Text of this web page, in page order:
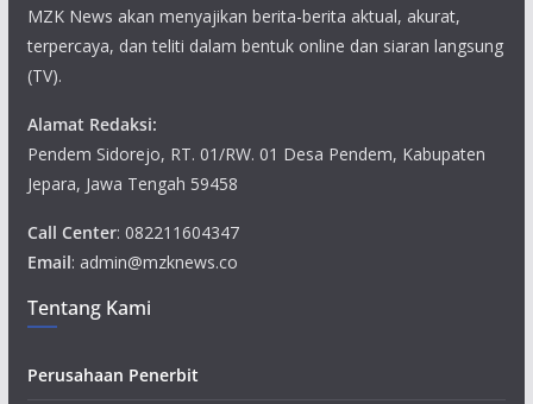
MZK News akan menyajikan berita-berita aktual, akurat,
terpercaya, dan teliti dalam bentuk online dan siaran langsung
(TV).
Alamat Redaksi:
Pendem Sidorejo, RT. 01/RW. 01 Desa Pendem, Kabupaten
Jepara, Jawa Tengah 59458
Call Center: 082211604347
Email: admin@mzknews.co
Tentang Kami
Perusahaan Penerbit